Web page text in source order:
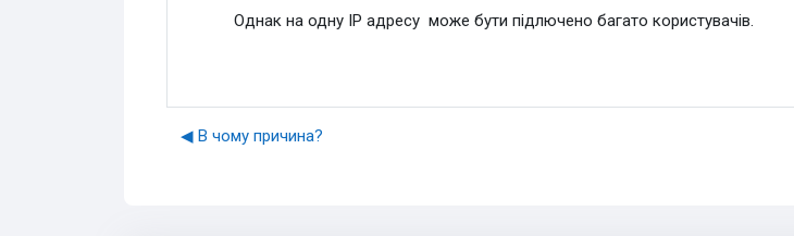
Однак на одну IP адресу може бути підлючено багато користувачів.
◀︎ В чому причина?